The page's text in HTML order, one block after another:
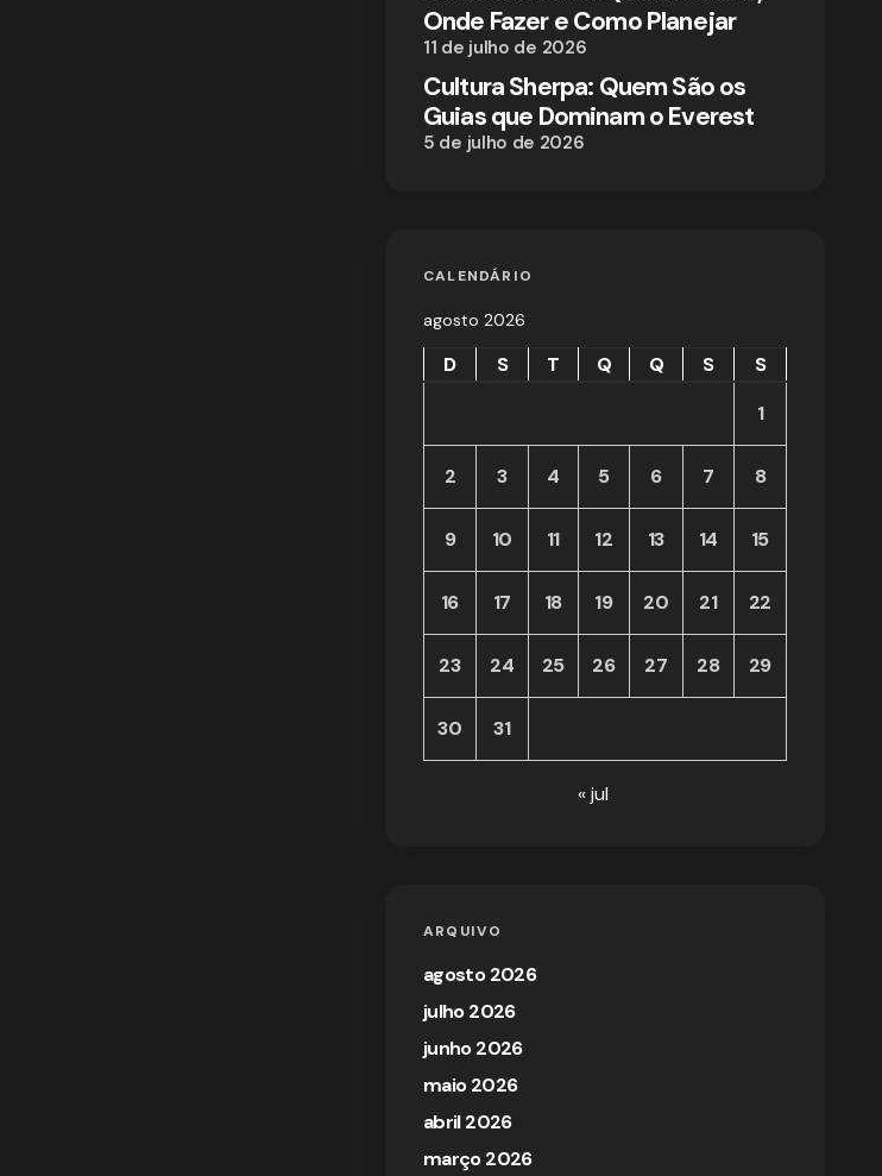
Onde Fazer e Como Planejar
11 de julho de 2026
Cultura Sherpa: Quem São os
Guias que Dominam o Everest
5 de julho de 2026
CALENDÁRIO
agosto 2026
D S T Q Q S
S
1
2 3 4 5 6 7 8
9 10 11 12 13 14 15
16 17 18 19 20 21 22
23 24 25 26 27 28 29
30 31
« jul
ARQUIVO
agosto 2026
julho 2026
junho 2026
maio 2026
abril 2026
março 2026